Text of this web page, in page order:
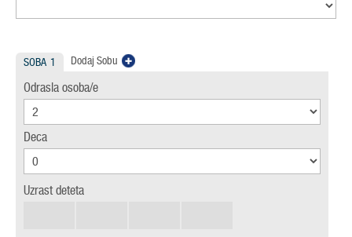
SOBA 1 Dodaj Sobu
Odrasla osoba/e
Deca
Uzrast deteta